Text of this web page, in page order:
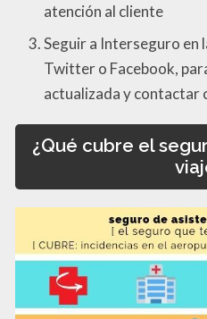
atención al cliente
Seguir a Interseguro en
Twitter o Facebook,
actualizada y contactar
¿Qué cubre el